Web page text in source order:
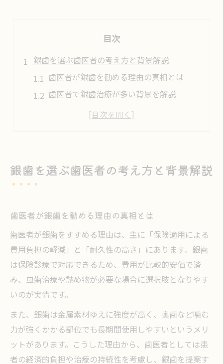
目次
銀歯を選ぶ歯医者の考え方と背景解説
歯医者が銀歯を勧める理由の真相とは
歯医者で銀歯治療が多い背景を解説
歯医者の銀歯推奨にある歴史的背景
歯医者で銀歯を選ぶ際の主なメリット
歯医者視点で銀歯治療の費用対効果を検証
歯医者に聞く銀歯と他素材の治療比較
歯医者が重視する銀歯の機能と利点
銀歯はやめたほうがいいのか本音で分析
歯医者が語る銀歯治療のデメリットとは
歯医者で銀歯をやめるべき理由を考える
歯医者の視点で見る銀歯の健康リスク
歯医者で後悔しない銀歯治療の選択法
歯医者が教える銀歯廃止の流れと背景
銀歯を選ぶ歯医者の考え方と背景解説
歯医者が銀歯を勧める理由の真相とは
歯医者が銀歯をすすめる理由は、主に「保険適用による
費用負担の軽減」と「耐久性の高さ」にあります。銀歯
は保険診療で対応できるため、費用が比較的安価で済
み、虫歯治療や詰め物が必要な場合に選択肢となりやす
いのが実情です。
また、銀歯は金属素材ゆえに強度が高く、奥歯など噛む
力が強くかかる部位でも長期間使用しやすいというメリ
ットがあります。こうした理由から、歯医者としては患
者の経済的負担や治療の持続性を考慮し、銀歯を提案す